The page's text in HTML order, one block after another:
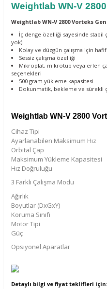
Weightlab WN-V 2800
Weightlab WN-V 2800 Vorteks
İç denge özelliği sayesinde stabil
yok)
Kolay ve düzgün çalışma için
Sessiz çalışma özelliği
Mikroplat, mikrotüp veya erlen
seçenekleri
500 gram yükleme kapasitesi
Dokunmatik, bekleme ve sürekli
Weightlab WN-V 2800
Cihaz Tipi
Ayarlanabilen Maksimum Hız
Orbital Çap
Maksimum Yükleme Kapasitesi
Hız Doğruluğu
3 Farklı Çalışma Modu
Ağırlık
Boyutlar (DxGxY)
Koruma Sınıfı
Motor Tipi
Güç
Opsiyonel Aparatlar
Detaylı bilgi ve fiyat teklifleri için: